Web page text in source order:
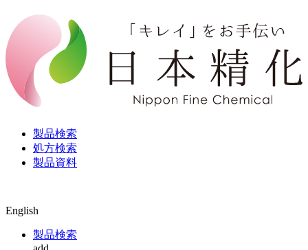
製品検索
処方検索
製品資料
English
製品検索